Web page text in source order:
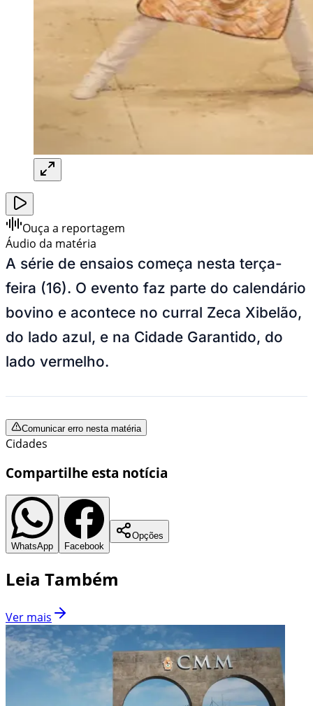
Ouça a reportagem
Áudio da matéria
A série de ensaios começa nesta terça-
feira (16). O evento faz parte do calendário
bovino e acontece no curral Zeca Xibelão,
do lado azul, e na Cidade Garantido, do
lado vermelho.
Comunicar erro nesta matéria
Cidades
Compartilhe esta notícia
WhatsApp Facebook
Opções
Leia Também
Ver mais